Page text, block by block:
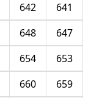
641
642
647
648
653
654
659
660